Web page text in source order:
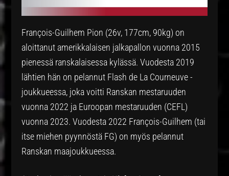
François-Guilhem Pion (26v, 177cm, 90kg) on
aloittanut amerikkalaisen jalkapallon vuonna 2015
pienessä ranskalaisessa kylässä. Vuodesta 2019
lähtien hän on pelannut Flash de La Courneuve -
joukkueessa, joka voitti Ranskan mestaruuden
vuonna 2022 ja Euroopan mestaruuden (CEFL)
vuonna 2023. Vuodesta 2022 François-Guilhem (tai
itse miehen pyynnöstä FG) on myös pelannut
Ranskan maajoukkueessa.